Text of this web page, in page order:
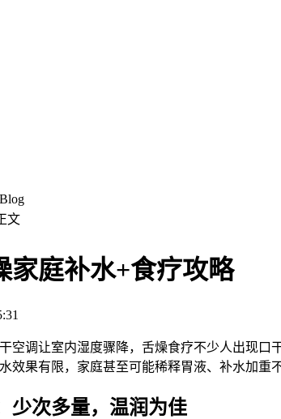
文
家庭补水+食疗攻略
空调让室内湿度骤降，舌燥食疗不少人出现口
效果有限，家庭甚至可能稀释胃液、补水加
少次多量，温润为佳